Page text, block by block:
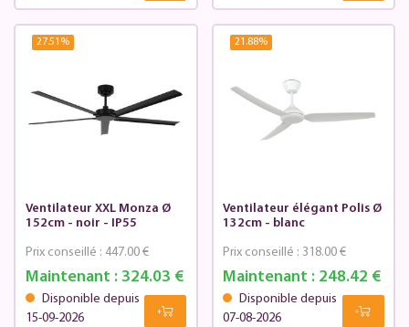
27.51 %
Ventilateur XXL Monza Ø
152cm - noir - IP55
Maintenant :324.03 €
Prix conseillé : 447.00 €
Disponible depuis
15-09-2026
21.88%
Ventilateur élégant Polis Ø
132cm - blanc
Maintenant : 248.42 €
Prix conseillé : 318.00 €
Disponible depuis
07-08-2026